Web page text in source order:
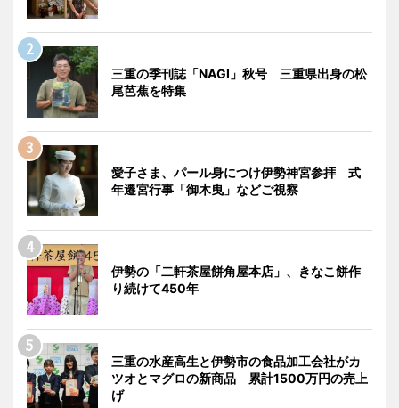
三重の季刊誌「NAGI」秋号 三重県出身の松
尾芭蕉を特集
愛子さま、パール身につけ伊勢神宮参拝 式
年遷宮行事「御木曳」などご視察
伊勢の「二軒茶屋餅角屋本店」、きなこ餅作
り続けて450年
三重の水産高生と伊勢市の食品加工会社がカ
ツオとマグロの新商品 累計1500万円の売上
げ